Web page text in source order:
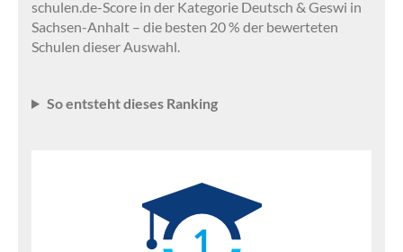
schulen.de-Score in der Kategorie Deutsch & Geswi in
Sachsen-Anhalt – die besten 20 % der bewerteten
Schulen dieser Auswahl.
So entsteht dieses Ranking
1